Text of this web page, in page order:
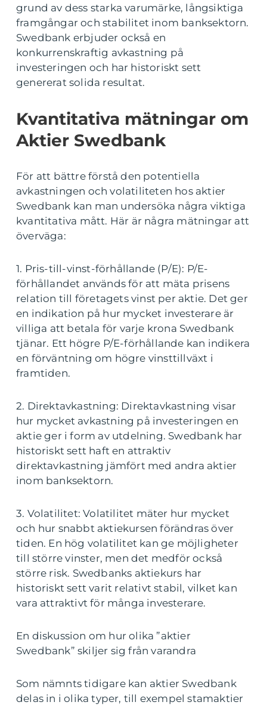
grund av dess starka varumärke, långsiktiga
framgångar och stabilitet inom banksektorn.
Swedbank erbjuder också en
konkurrenskraftig avkastning på
investeringen och har historiskt sett
genererat solida resultat.
Kvantitativa mätningar om
Aktier Swedbank
För att bättre förstå den potentiella
avkastningen och volatiliteten hos aktier
Swedbank kan man undersöka några viktiga
kvantitativa mått. Här är några mätningar att
överväga:
1. Pris-till-vinst-förhållande (P/E): P/E-
förhållandet används för att mäta prisens
relation till företagets vinst per aktie. Det ger
en indikation på hur mycket investerare är
villiga att betala för varje krona Swedbank
tjänar. Ett högre P/E-förhållande kan indikera
en förväntning om högre vinsttillväxt i
framtiden.
2. Direktavkastning: Direktavkastning visar
hur mycket avkastning på investeringen en
aktie ger i form av utdelning. Swedbank har
historiskt sett haft en attraktiv
direktavkastning jämfört med andra aktier
inom banksektorn.
3. Volatilitet: Volatilitet mäter hur mycket
och hur snabbt aktiekursen förändras över
tiden. En hög volatilitet kan ge möjligheter
till större vinster, men det medför också
större risk. Swedbanks aktiekurs har
historiskt sett varit relativt stabil, vilket kan
vara attraktivt för många investerare.
En diskussion om hur olika ”aktier
Swedbank” skiljer sig från varandra
Som nämnts tidigare kan aktier Swedbank
delas in i olika typer, till exempel stamaktier